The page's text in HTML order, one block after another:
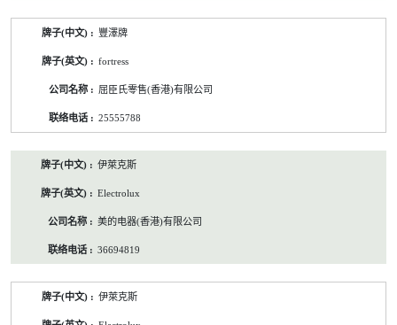
豐澤牌
fortress
屈臣氏零售(香港)有限公司
25555788
伊萊克斯
Electrolux
美的电器(香港)有限公司
36694819
伊萊克斯